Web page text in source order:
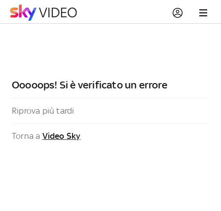
Ooooops! Si è verificato un errore
Riprova più tardi
Torna a Video Sky